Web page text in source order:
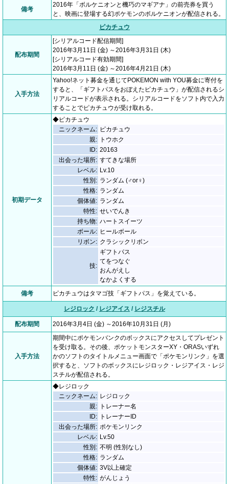
備考
2016年「ボルケニオンと機巧のマギアナ」の前売券を買う
と、映画に登場する幻ポケモンのボルケニオンが配信される。
ピカチュウ
配布期間
[シリアルコード配信期間]
2016年3月11日 (金) ～2016年3月31日 (木)
[シリアルコード有効期間]
2016年3月11日 (金) ～2016年4月21日 (木)
入手方法
Yahoo!ネット募金を通じてPOKEMON with YOU募金に寄付を
すると、「ギフトパスをおぼえたピカチュウ」が配信されるシ
リアルコードが表示される。シリアルコードをソフト内で入力
することでピカチュウが受け取れる。
初期データ
◆ピカチュウ
ニックネーム: ピカチュウ
親:
トウホク
ID: 20163
出会った場所: すてきな場所
レベル: Lv.10
性別: ランダム (♂or♀)
性格: ランダム
個体値: ランダム
特性: せいでんき
持ち物: ハートスイーツ
ボール: ヒールボール
リボン: クラシックリボン
技:
ギフトパス
てをつなぐ
おんがえし
なかよくする
備考
ピカチュウはタマゴ技「ギフトパス」を覚えている。
レジロック / レジアイス / レジスチル
配布期間 2016年3月4日 (金) ～2016年10月31日 (月)
入手方法
期間中にポケモンバンクのボックスにアクセスしてプレゼント
を受け取る。その後、ポケットモンスターXY・ORASいずれ
かのソフトのタイトルメニュー画面で「ポケモンリンク」を選
択すると、ソフトのボックスにレジロック・レジアイス・レジ
スチルが配信される。
◆レジロック
ニックネーム: レジロック
親:
トレーナー名
ID:
トレーナーID
出会った場所: ポケモンリンク
レベル: Lv.50
性別: 不明 (性別なし)
性格: ランダム
個体値: 3V以上確定
特性: がんじょう